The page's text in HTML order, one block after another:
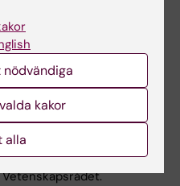
har mottagit
för
av
bekämpa alkoholfri
leversjukdomen NASH.
motsvarar 7,4
gången som Volker
kakor
alla